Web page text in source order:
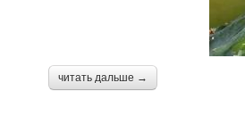
читать дальше →